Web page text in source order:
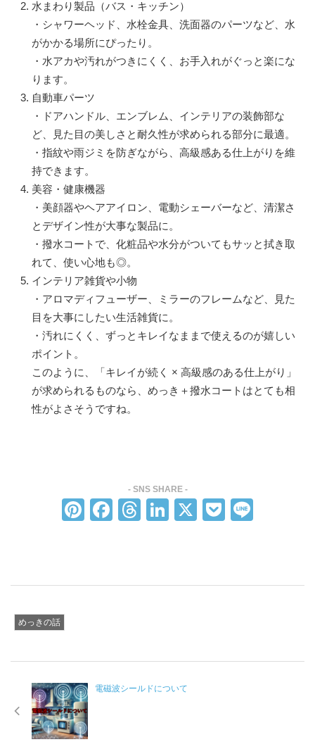
水まわり製品（バス・キッチン）
・シャワーヘッド、水栓金具、洗面器のパーツなど、水
がかかる場所にぴったり。
・水アカや汚れがつきにくく、お手入れがぐっと楽にな
ります。
自動車パーツ
・ドアハンドル、エンブレム、インテリアの装飾部な
ど、見た目の美しさと耐久性が求められる部分に最適。
・指紋や雨ジミを防ぎながら、高級感ある仕上がりを維
持できます。
美容・健康機器
・美顔器やヘアアイロン、電動シェーバーなど、清潔さ
とデザイン性が大事な製品に。
・撥水コートで、化粧品や水分がついてもサッと拭き取
れて、使い心地も◎。
インテリア雑貨や小物
・アロマディフューザー、ミラーのフレームなど、見た
目を大事にしたい生活雑貨に。
・汚れにくく、ずっとキレイなままで使えるのが嬉しい
ポイント。
このように、「キレイが続く × 高級感のある仕上がり」
が求められるものなら、めっき＋撥水コートはとても相
性がよさそうですね。
Pi
F
k
T
Li
X
P
めっきの話
電磁波シールドについて